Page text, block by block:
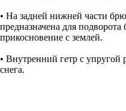
• На задней нижней части
предназначена для
прикосновение с землей.
• Внутренний гетр с упругой
снега.